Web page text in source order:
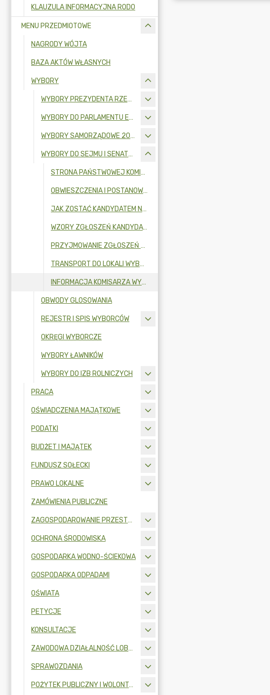
KLAUZULA INFORMACYJNA RODO
MENU PRZEDMIOTOWE
NAGRODY WÓJTA
BAZA AKTÓW WŁASNYCH
WYBORY
WYBORY PREZYDENTA RZECZYPOSPOLITEJ POLSKIEJ 2025
WYBORY DO PARLAMENTU EUROPEJSKIEGO 2024
WYBORY SAMORZĄDOWE 2024
WYBORY DO SEJMU I SENATU RZECZYPOSPOLITEJ POLSKIEJ 2023 R.
STRONA PAŃSTWOWEJ KOMISJI WYBORCZEJ
OBWIESZCZENIA I POSTANOWIENIA
JAK ZOSTAĆ KANDYDATEM NA CZŁONKA OBWODOWEJ KOMISJI WYBORCZEJ?
WZORY ZGŁOSZEŃ KANDYDATÓW NA CZŁONKÓW OBWODOWYCH KOMISJI WYBORCZYCH W WYBORACH DO SEJMU RP I DO SENATU RP ZARZĄDZONYCH NA DZIEŃ 15 PAŹDZIERNIKA 2023 R.
PRZYJMOWANIE ZGŁOSZEŃ NA CZŁONKÓW OBWODOWYCH KOMISJI WYBORCZYCH
TRANSPORT DO LOKALI WYBORCZYCH
INFORMACJA KOMISARZA WYBORCZEGO O DODATKOWYCH ZGŁOSZENIACH KANDYDATÓW DO OBWODOWYCH KOMISJI WYBORCZYCH
OBWODY GLOSOWANIA
REJESTR I SPIS WYBORCÓW
OKRĘGI WYBORCZE
WYBORY ŁAWNIKÓW
WYBORY DO IZB ROLNICZYCH
PRACA
OŚWIADCZENIA MAJĄTKOWE
PODATKI
BUDŻET I MAJĄTEK
FUNDUSZ SOŁECKI
PRAWO LOKALNE
ZAMÓWIENIA PUBLICZNE
ZAGOSPODAROWANIE PRZESTRZENNE
OCHRONA ŚRODOWISKA
GOSPODARKA WODNO-ŚCIEKOWA
GOSPODARKA ODPADAMI
OŚWIATA
PETYCJE
KONSULTACJE
ZAWODOWA DZIAŁALNOŚĆ LOBBINGOWA
SPRAWOZDANIA
POŻYTEK PUBLICZNY I WOLONTARIAT